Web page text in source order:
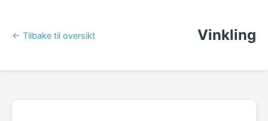
← Tilbake til oversikt Vinkling